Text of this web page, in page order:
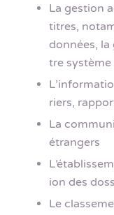
La gestion
titres,
données, la
tre
riers,
La
étrangers
ion des
Le